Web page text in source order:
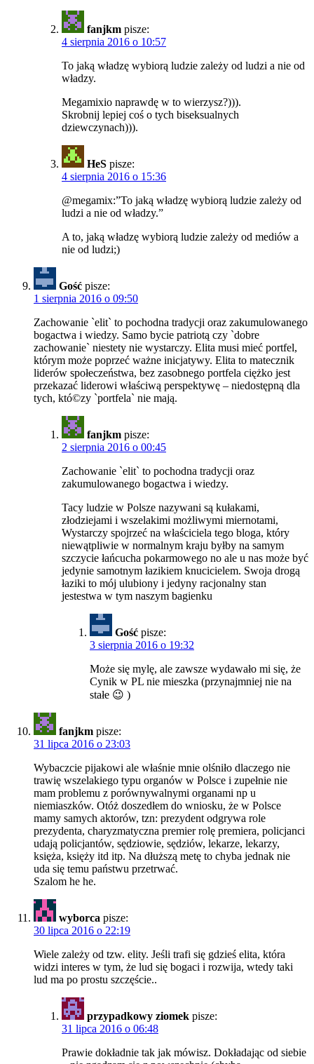
fanjkm pisze:
4 sierpnia 2016 o 10:57
To jaką władzę wybiorą ludzie zależy od ludzi a nie od
władzy.
Megamixio naprawdę w to wierzysz?))).
Skrobnij lepiej coś o tych biseksualnych
dziewczynach))).
HeS pisze:
4 sierpnia 2016 o 15:36
@megamix:”To jaką władzę wybiorą ludzie zależy od
ludzi a nie od władzy.”
A to, jaką władzę wybiorą ludzie zależy od mediów a
nie od ludzi;)
Gość pisze:
1 sierpnia 2016 o 09:50
Zachowanie `elit` to pochodna tradycji oraz zakumulowanego
bogactwa i wiedzy. Samo bycie patriotą czy `dobre
zachowanie` niestety nie wystarczy. Elita musi mieć portfel,
którym może poprzeć ważne inicjatywy. Elita to matecznik
liderów społeczeństwa, bez zasobnego portfela ciężko jest
przekazać liderowi właściwą perspektywę – niedostępną dla
tych, któ©zy `portfela` nie mają.
fanjkm pisze:
2 sierpnia 2016 o 00:45
Zachowanie `elit` to pochodna tradycji oraz
zakumulowanego bogactwa i wiedzy.
Tacy ludzie w Polsze nazywani są kułakami,
złodziejami i wszelakimi możliwymi miernotami,
Wystarczy spojrzeć na właściciela tego bloga, który
niewątpliwie w normalnym kraju byłby na samym
szczycie łańcucha pokarmowego no ale u nas może być
jedynie samotnym łazikiem knucicielem. Swoja drogą
łaziki to mój ulubiony i jedyny racjonalny stan
jestestwa w tym naszym bagienku
Gość pisze:
3 sierpnia 2016 o 19:32
Może się mylę, ale zawsze wydawało mi się, że
Cynik w PL nie mieszka (przynajmniej nie na
stałe 😉 )
fanjkm pisze:
31 lipca 2016 o 23:03
Wybaczcie pijakowi ale właśnie mnie olśniło dlaczego nie
trawię wszelakiego typu organów w Polsce i zupełnie nie
mam problemu z porównywalnymi organami np u
niemiaszków. Otóż doszedłem do wniosku, że w Polsce
mamy samych aktorów, tzn: prezydent odgrywa role
prezydenta, charyzmatyczna premier rolę premiera, policjanci
udają policjantów, sędziowie, sędziów, lekarze, lekarzy,
księża, księży itd itp. Na dłuższą metę to chyba jednak nie
uda się temu państwu przetrwać.
Szalom he he.
wyborca pisze:
30 lipca 2016 o 22:19
Wiele zależy od tzw. elity. Jeśli trafi się gdzieś elita, która
widzi interes w tym, że lud się bogaci i rozwija, wtedy taki
lud ma po prostu szczęście..
przypadkowy ziomek pisze:
31 lipca 2016 o 06:48
Prawie dokładnie tak jak mówisz. Dokładając od siebie